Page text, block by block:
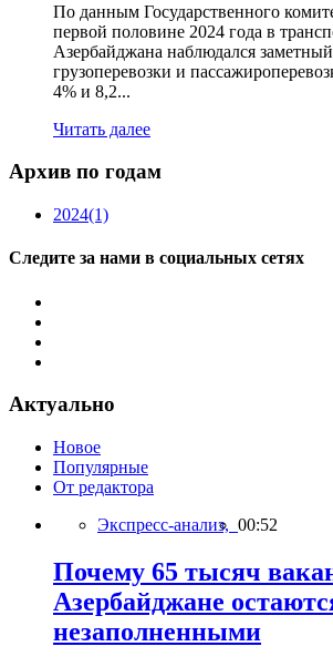
По данным Государственного
первой половине 2024 года в
Азербайджана наблюдался
грузоперевозки и
4% и 8,2...
Читать далее
Архив по годам
2024(1)
Следите за нами в социальных сетях
Актуально
Новое
Популярные
От редактора
Экспресс-анализ, 00:52
Почему 65 тысяч
Азербайджане
незаполненными